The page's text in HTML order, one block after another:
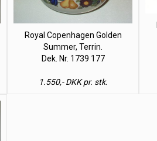
Royal Copenhagen Golden
Summer, Terrin.
Dek. Nr. 1739 177
1.550,- DKK pr. stk.